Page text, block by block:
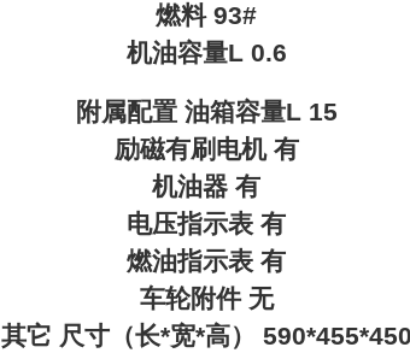
燃料 93#
机油容量L 0.6
附属配置 油箱容量L 15
励磁有刷电机 有
机油器 有
电压指示表 有
燃油指示表 有
车轮附件 无
其它 尺寸（长*宽*高） 590*455*450